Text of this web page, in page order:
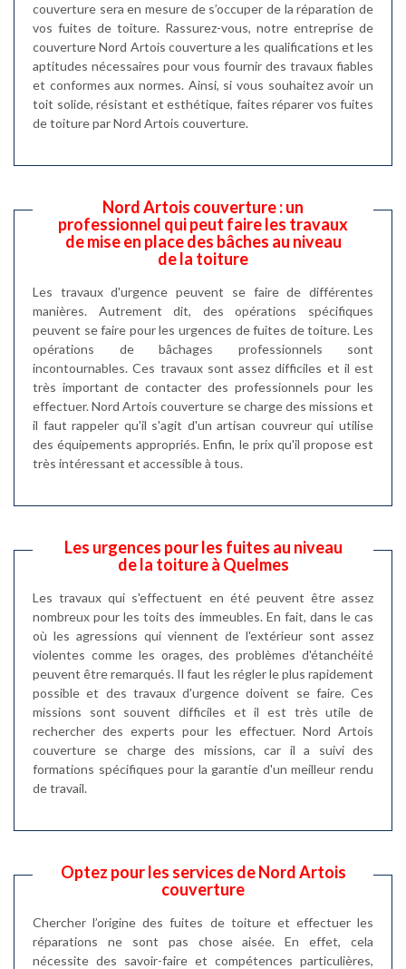
couverture sera en mesure de s’occuper de la réparation de
vos fuites de toiture. Rassurez-vous, notre entreprise de
couverture Nord Artois couverture a les qualifications et les
aptitudes nécessaires pour vous fournir des travaux fiables
et conformes aux normes. Ainsi, si vous souhaitez avoir un
toit solide, résistant et esthétique, faites réparer vos fuites
de toiture par Nord Artois couverture.
Nord Artois couverture : un
professionnel qui peut faire les travaux
de mise en place des bâches au niveau
de la toiture
Les travaux d'urgence peuvent se faire de différentes
manières. Autrement dit, des opérations spécifiques
peuvent se faire pour les urgences de fuites de toiture. Les
opérations de bâchages professionnels sont
incontournables. Ces travaux sont assez difficiles et il est
très important de contacter des professionnels pour les
effectuer. Nord Artois couverture se charge des missions et
il faut rappeler qu'il s'agit d'un artisan couvreur qui utilise
des équipements appropriés. Enfin, le prix qu'il propose est
très intéressant et accessible à tous.
Les urgences pour les fuites au niveau
de la toiture à Quelmes
Les travaux qui s'effectuent en été peuvent être assez
nombreux pour les toits des immeubles. En fait, dans le cas
où les agressions qui viennent de l'extérieur sont assez
violentes comme les orages, des problèmes d'étanchéité
peuvent être remarqués. Il faut les régler le plus rapidement
possible et des travaux d'urgence doivent se faire. Ces
missions sont souvent difficiles et il est très utile de
rechercher des experts pour les effectuer. Nord Artois
couverture se charge des missions, car il a suivi des
formations spécifiques pour la garantie d'un meilleur rendu
de travail.
Optez pour les services de Nord Artois
couverture
Chercher l’origine des fuites de toiture et effectuer les
réparations ne sont pas chose aisée. En effet, cela
nécessite des savoir-faire et compétences particulières,